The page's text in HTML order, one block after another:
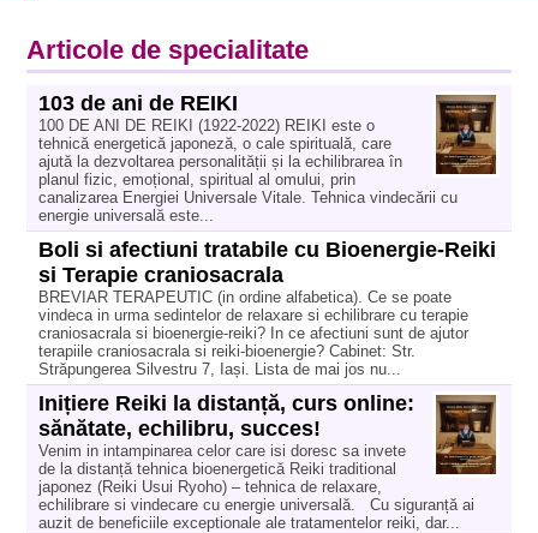
Articole de specialitate
103 de ani de REIKI
100 DE ANI DE REIKI (1922-2022) REIKI este o
tehnică energetică japoneză, o cale spirituală, care
ajută la dezvoltarea personalității și la echilibrarea în
planul fizic, emoțional, spiritual al omului, prin
canalizarea Energiei Universale Vitale. Tehnica vindecării cu
energie universală este...
Boli si afectiuni tratabile cu Bioenergie-Reiki
si Terapie craniosacrala
BREVIAR TERAPEUTIC (in ordine alfabetica). Ce se poate
vindeca in urma sedintelor de relaxare si echilibrare cu terapie
craniosacrala si bioenergie-reiki? In ce afectiuni sunt de ajutor
terapiile craniosacrala si reiki-bioenergie? Cabinet: Str.
Străpungerea Silvestru 7, Iași. Lista de mai jos nu...
Inițiere Reiki la distanță, curs online:
sănătate, echilibru, succes!
Venim in intampinarea celor care isi doresc sa invete
de la distanță tehnica bioenergetică Reiki traditional
japonez (Reiki Usui Ryoho) – tehnica de relaxare,
echilibrare si vindecare cu energie universală. Cu siguranță ai
auzit de beneficiile exceptionale ale tratamentelor reiki, dar...